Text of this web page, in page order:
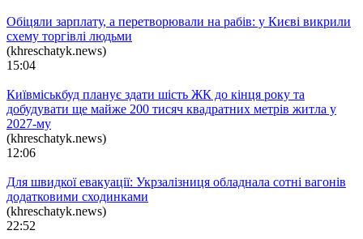
Обіцяли зарплату, а перетворювали на рабів: у Києві викрили
схему торгівлі людьми
(khreschatyk.news)
15:04
Київміськбуд планує здати шість ЖК до кінця року та
добудувати ще майже 200 тисяч квадратних метрів житла у
2027-му
(khreschatyk.news)
12:06
Для швидкої евакуації: Укрзалізниця обладнала сотні вагонів
додатковими сходинками
(khreschatyk.news)
22:52